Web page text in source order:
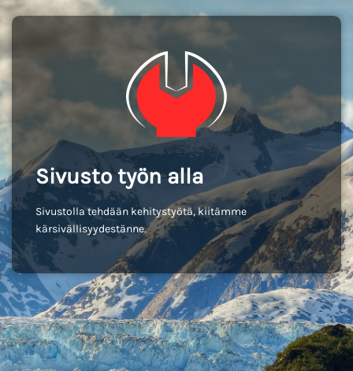
Sivusto työn alla
Sivustolla tehdään kehitystyötä, kiitämme
kärsivällisyydestänne.